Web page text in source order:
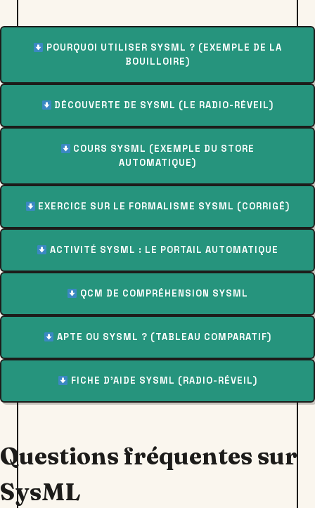
POURQUOI UTILISER SYSML ? (EXEMPLE DE LA
BOUILLOIRE)
DÉCOUVERTE DE SYSML (LE RADIO-RÉVEIL)
COURS SYSML (EXEMPLE DU STORE
AUTOMATIQUE)
EXERCICE SUR LE FORMALISME SYSML (CORRIGÉ)
ACTIVITÉ SYSML : LE PORTAIL AUTOMATIQUE
QCM DE COMPRÉHENSION SYSML
APTE OU SYSML ? (TABLEAU COMPARATIF)
FICHE D’AIDE SYSML (RADIO-RÉVEIL)
Questions fréquentes sur
SysML